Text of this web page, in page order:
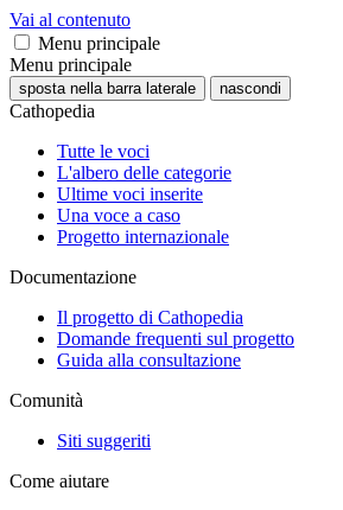
Vai al contenuto
Menu principale
Menu principale
sposta nella barra laterale nascondi
Cathopedia
Tutte le voci
L'albero delle categorie
Ultime voci inserite
Una voce a caso
Progetto internazionale
Documentazione
Il progetto di Cathopedia
Domande frequenti sul progetto
Guida alla consultazione
Comunità
Siti suggeriti
Come aiutare